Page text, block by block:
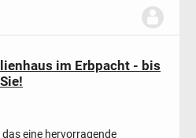
im Erbpacht - bis
eine hervorragende